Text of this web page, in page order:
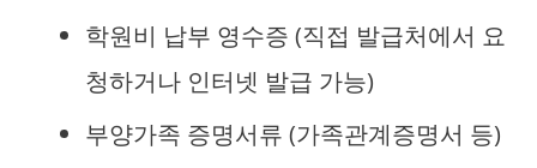
학원비 납부 영수증 (직접 발급처에서 요
청하거나 인터넷 발급 가능)
부양가족 증명서류 (가족관계증명서 등)